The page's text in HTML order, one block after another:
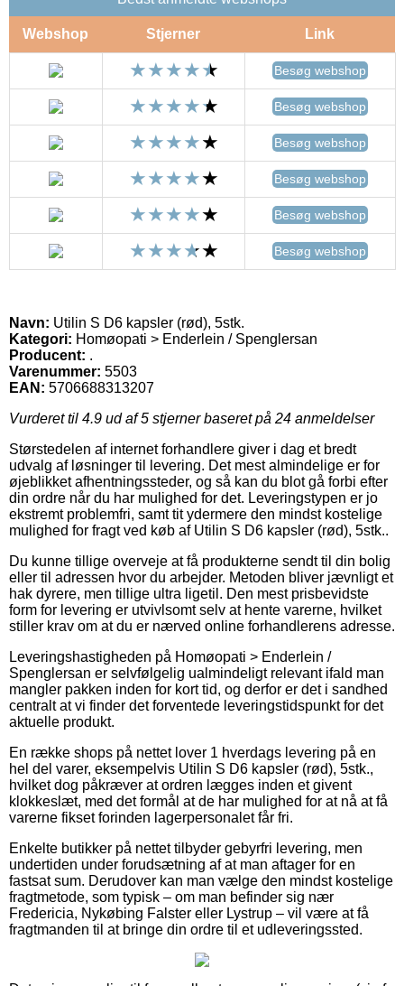
Webshop Stjerner Link
Besøg webshop
Besøg webshop
Besøg webshop
Besøg webshop
Besøg webshop
Besøg webshop
Navn: Utilin S D6 kapsler (rød), 5stk.
Kategori: Homøopati > Enderlein / Spenglersan
Producent: .
Varenummer: 5503
EAN: 5706688313207
Vurderet til 4.9 ud af 5 stjerner baseret på 24 anmeldelser
Størstedelen af internet forhandlere giver i dag et bredt
udvalg af løsninger til levering. Det mest almindelige er for
øjeblikket afhentningssteder, og så kan du blot gå forbi efter
din ordre når du har mulighed for det. Leveringstypen er jo
ekstremt problemfri, samt tit ydermere den mindst kostelige
mulighed for fragt ved køb af Utilin S D6 kapsler (rød), 5stk..
Du kunne tillige overveje at få produkterne sendt til din bolig
eller til adressen hvor du arbejder. Metoden bliver jævnligt et
hak dyrere, men tillige ultra ligetil. Den mest prisbevidste
form for levering er utvivlsomt selv at hente varerne, hvilket
stiller krav om at du er nærved online forhandlerens adresse.
Leveringshastigheden på Homøopati > Enderlein /
Spenglersan er selvfølgelig ualmindeligt relevant ifald man
mangler pakken inden for kort tid, og derfor er det i sandhed
centralt at vi finder det forventede leveringstidspunkt for det
aktuelle produkt.
En række shops på nettet lover 1 hverdags levering på en
hel del varer, eksempelvis Utilin S D6 kapsler (rød), 5stk.,
hvilket dog påkræver at ordren lægges inden et givent
klokkeslæt, med det formål at de har mulighed for at nå at få
varerne fikset forinden lagerpersonalet får fri.
Enkelte butikker på nettet tilbyder gebyrfri levering, men
undertiden under forudsætning af at man aftager for en
fastsat sum. Derudover kan man vælge den mindst kostelige
fragtmetode, som typisk – om man befinder sig nær
Fredericia, Nykøbing Falster eller Lystrup – vil være at få
fragtmanden til at bringe din ordre til et udleveringssted.